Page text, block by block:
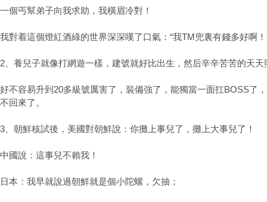
一個丐幫弟子向我求助，我橫眉冷對！
我對着這個燈紅酒綠的世界深深嘆了口氣：“我TM兜裏有錢多好啊！
2、養兒子就像打網遊一樣，建號就好比出生，然后辛辛苦苦的天
好不容易升到20多級號厲害了，裝備強了，能獨當一面扛BOSS了
不回來了。
3、朝鮮核試後，美國對朝鮮說：你攤上事兒了，攤上大事兒了！
中國說：這事兒不賴我！
日本：我早就說過朝鮮就是個小陀螺，欠抽；